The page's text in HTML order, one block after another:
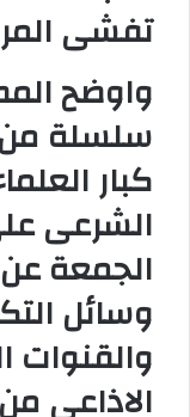
تفشى
واوضح
سلسلة من
كبار
الشرعى
الجمعة
وسائل
والقنوات
الاذاعى